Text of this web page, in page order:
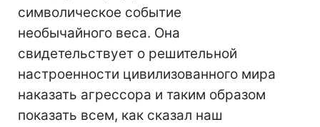
символическое событие
необычайного веса. Она
свидетельствует о решительной
настроенности цивилизованного мира
наказать агрессора и таким образом
показать всем, как сказал наш